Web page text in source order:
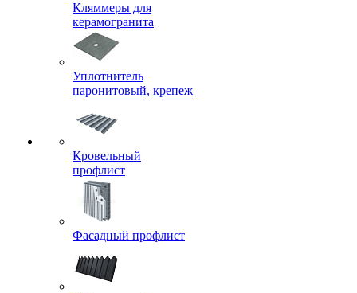
Кляммеры для
керамогранита
Уплотнитель
паронитовый, крепеж
Кровельный
профлист
Фасадный профлист